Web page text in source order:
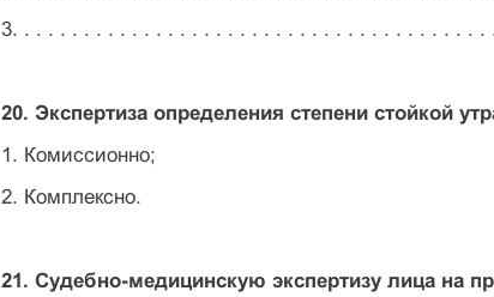
3. . . . . . . . . . . . . . . . . . . . . . . . . . . . . . . . . . . . . . . .
20. Экспертиза определения степени стойкой
1. Комиссионно;
2. Комплексно.
21. Судебно-медицинскую экспертизу лица на